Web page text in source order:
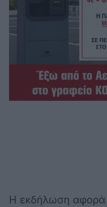
Η εκδήλωση αφορά